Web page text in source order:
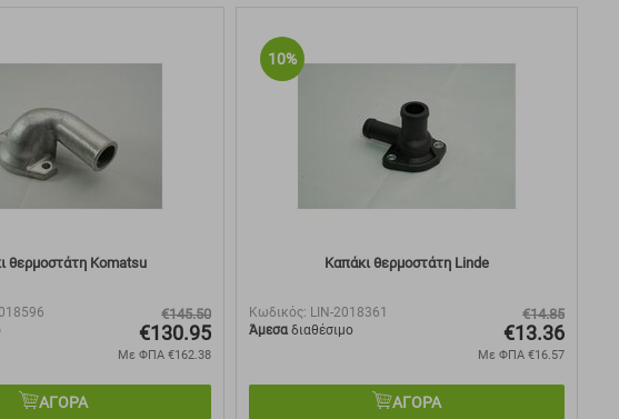
θερμοστάτη Komatsu
€145.50
€130.95
Με ΦΠΑ €162.38
ΑΓΟΡΑ
10%
Καπάκι θερμοστάτη Linde
Κωδικός: LIN-2018361
Άμεσα διαθέσιμο
€14.85
€13.36
Με ΦΠΑ €16.57
ΑΓΟΡΑ